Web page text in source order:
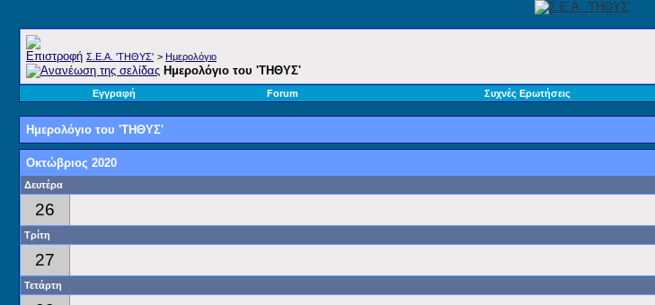
Σ.E.A. 'ΤΗΘΥΣ' > Ημερολόγιο
Ημερολόγιο του 'ΤΗΘΥΣ'
Εγγραφή Forum Συχνές Ερωτήσεις
Ημερολόγιο του 'ΤΗΘΥΣ'
Οκτώβριος 2020
Δευτέρα
26
Τρίτη
27
Τετάρτη